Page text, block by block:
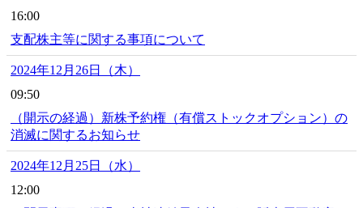
16:00
支配株主等に関する事項について
2024年12月26日（木）
09:50
（開示の経過）新株予約権（有償ストックオプション）の
消滅に関するお知らせ
2024年12月25日（水）
12:00